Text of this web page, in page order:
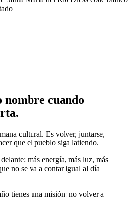
nombre cuando
cultural. Es volver, juntarse,
que el pueblo siga latiendo.
más energía, más luz, más
no se va a contar igual al día
tienes una misión: no volver a